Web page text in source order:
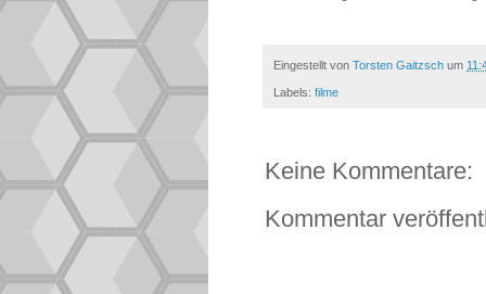
Eingestellt von Torsten Gaitzsch um
Labels: filme
Keine Kommentare:
Kommentar